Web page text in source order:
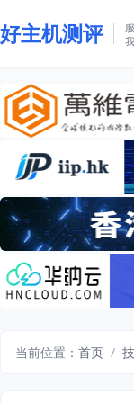
好主机测评
当前位置： 首页 /